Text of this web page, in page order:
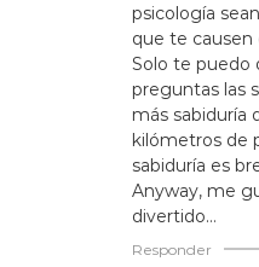
psicología
que te causen
Solo te puedo
preguntas las
más sabiduría
kilómetros de
sabiduría es
Anyway, me
divertido…
Responder